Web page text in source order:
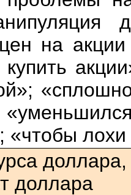
на
«чтобы лохи
доллара,
доллара